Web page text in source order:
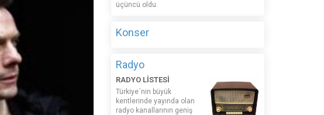
üçüncü oldu.
Konser
Radyo
RADYO LİSTESİ
Türkiye´nin büyük
kentlerinde yayında olan
radyo kanallarının geniş